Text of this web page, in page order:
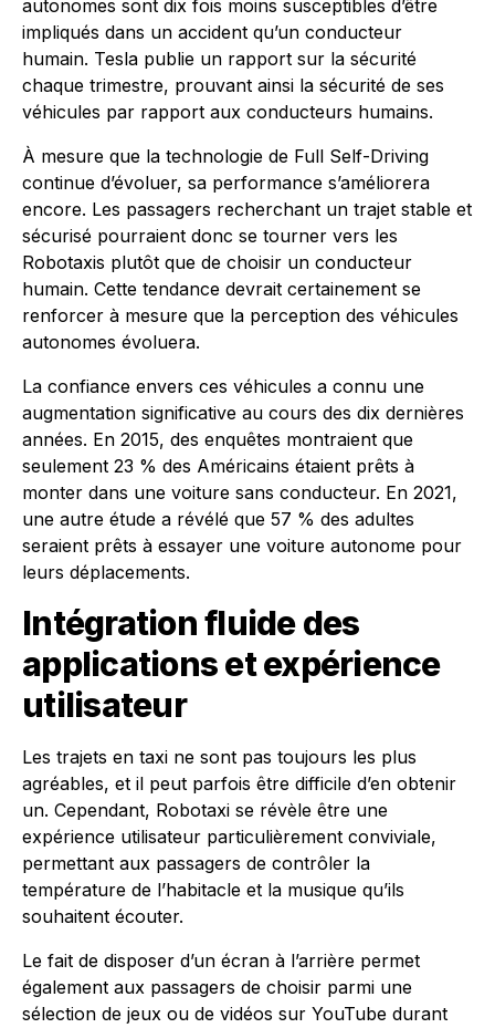
autonomes sont dix fois moins susceptibles d’être
impliqués dans un accident qu’un conducteur
humain. Tesla publie un rapport sur la sécurité
chaque trimestre, prouvant ainsi la sécurité de ses
véhicules par rapport aux conducteurs humains.
À mesure que la technologie de Full Self-Driving
continue d’évoluer, sa performance s’améliorera
encore. Les passagers recherchant un trajet stable et
sécurisé pourraient donc se tourner vers les
Robotaxis plutôt que de choisir un conducteur
humain. Cette tendance devrait certainement se
renforcer à mesure que la perception des véhicules
autonomes évoluera.
La confiance envers ces véhicules a connu une
augmentation significative au cours des dix dernières
années. En 2015, des enquêtes montraient que
seulement 23 % des Américains étaient prêts à
monter dans une voiture sans conducteur. En 2021,
une autre étude a révélé que 57 % des adultes
seraient prêts à essayer une voiture autonome pour
leurs déplacements.
Intégration fluide des
applications et expérience
utilisateur
Les trajets en taxi ne sont pas toujours les plus
agréables, et il peut parfois être difficile d’en obtenir
un. Cependant, Robotaxi se révèle être une
expérience utilisateur particulièrement conviviale,
permettant aux passagers de contrôler la
température de l’habitacle et la musique qu’ils
souhaitent écouter.
Le fait de disposer d’un écran à l’arrière permet
également aux passagers de choisir parmi une
sélection de jeux ou de vidéos sur YouTube durant